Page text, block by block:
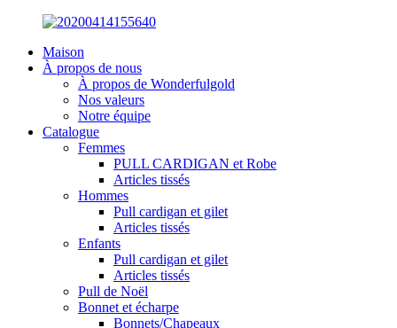
Maison
À propos de nous
À propos de Wonderfulgold
Nos valeurs
Notre équipe
Catalogue
Femmes
PULL CARDIGAN et Robe
Articles tissés
Hommes
Pull cardigan et gilet
Articles tissés
Enfants
Pull cardigan et gilet
Articles tissés
Pull de Noël
Bonnet et écharpe
Bonnets/Chapeaux